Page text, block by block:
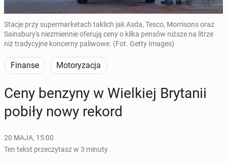
Stacje przy supermarketach taklich jak Asda, Tesco, Morrisons oraz
Sainsbury's niezmiennie oferują ceny o kilka pensów niższe na litrze
niż tradycyjne koncerny paliwowe. (Fot. Getty Images)
Finanse Motoryzacja
Ceny benzyny w Wiel­kiej Bry­ta­nii
pobiły nowy rekord
20 MAJA, 15:00
Ten tekst przeczytasz w 3 minuty